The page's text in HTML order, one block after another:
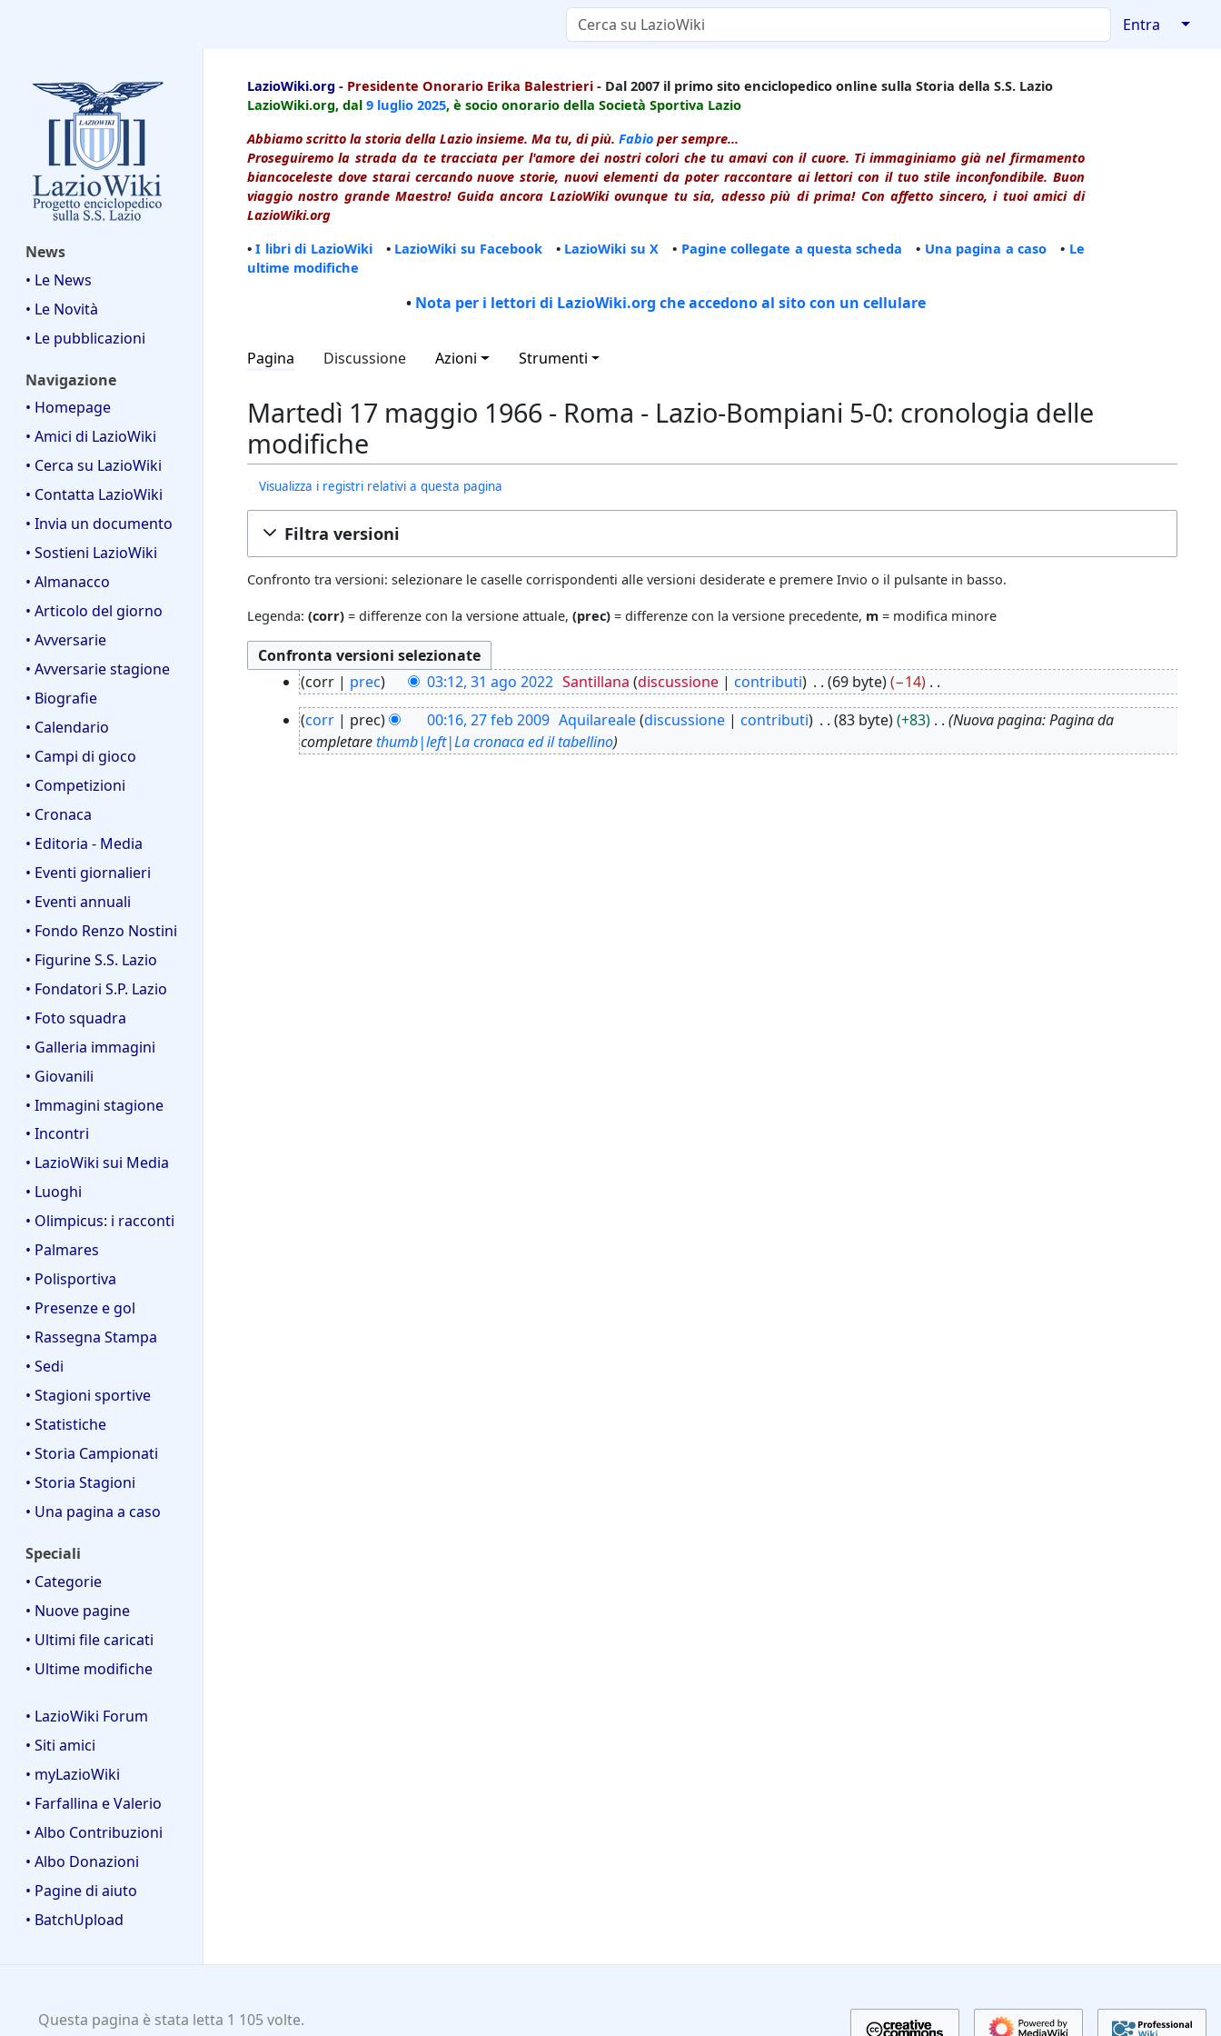
Entra ↓
News
• Le News
• Le Novità
• Le pubblicazioni
Navigazione
• Homepage
• Amici di LazioWiki
• Cerca su LazioWiki
• Contatta LazioWiki
• Invia un documento
• Sostieni LazioWiki
• Almanacco
• Articolo del giorno
• Avversarie
• Avversarie stagione
• Biografie
• Calendario
• Campi di gioco
• Competizioni
• Cronaca
• Editoria - Media
• Eventi giornalieri
• Eventi annuali
• Fondo Renzo Nostini
• Figurine S.S. Lazio
• Fondatori S.P. Lazio
• Foto squadra
• Galleria immagini
• Giovanili
• Immagini stagione
• Incontri
• LazioWiki sui Media
• Luoghi
• Olimpicus: i racconti
• Palmares
• Polisportiva
• Presenze e gol
• Rassegna Stampa
• Sedi
• Stagioni sportive
• Statistiche
• Storia Campionati
• Storia Stagioni
• Una pagina a caso
Speciali
• Categorie
• Nuove pagine
• Ultimi file caricati
• Ultime modifiche
• LazioWiki Forum
• Siti amici
• myLazioWiki
• Farfallina e Valerio
• Albo Contribuzioni
• Albo Donazioni
• Pagine di aiuto
• BatchUpload
LazioWiki.org - Presidente Onorario Erika Balestrieri - Dal 2007 il primo sito enciclopedico online sulla Storia della S.S. Lazio
LazioWiki.org, dal 9 luglio 2025, è socio onorario della Società Sportiva Lazio
Abbiamo scritto la storia della Lazio insieme. Ma tu, di più. Fabio per sempre...
Proseguiremo la strada da te tracciata per l'amore dei nostri colori che tu amavi con il cuore. Ti immaginiamo già nel firmamento
biancoceleste dove starai cercando nuove storie, nuovi elementi da poter raccontare ai lettori con il tuo stile inconfondibile. Buon
viaggio nostro grande Maestro! Guida ancora LazioWiki ovunque tu sia, adesso più di prima! Con affetto sincero, i tuoi amici di
LazioWiki.org
•I libri di LazioWiki• LazioWiki su Facebook • LazioWiki su X • Pagine collegate a questa scheda • Una pagina a caso • Le
ultime modifiche
• Nota per i lettori di LazioWiki.org che accedono al sito con un cellulare
Pagina Discussione Azioni Strumenti
Martedì 17 maggio 1966 - Roma - Lazio-Bompiani 5-0: cronologia delle
modifiche
Visualizza i registri relativi a questa pagina
Filtra versioni
Confronto tra versioni: selezionare le caselle corrispondenti alle versioni desiderate e premere Invio o il pulsante in basso.
Legenda: (corr) = differenze con la versione attuale, (prec) = differenze con la versione precedente, m = modifica minore
corr prec 03:12, 31 ago 2022 Santillana discussione contributi 69 byte
−14
N
e
s
corr prec 00:16, 27 feb 2009 Aquilareale discussione contributi 83 byte +83
Nuova pagina: Pagina da
completarethumb|left|La cronaca ed il tabellino
Questa pagina è stata letta 1 105 volte.